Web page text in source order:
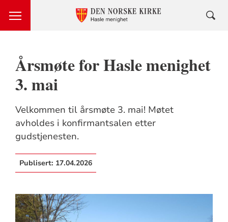
Årsmøte for Hasle menighet
3. mai
Velkommen til årsmøte 3. mai! Møtet
avholdes i konfirmantsalen etter
gudstjenesten.
Publisert: 17.04.2026